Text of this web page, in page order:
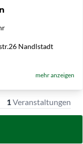
Nandlstadt
mehr anzeigen
1Veranstaltungen